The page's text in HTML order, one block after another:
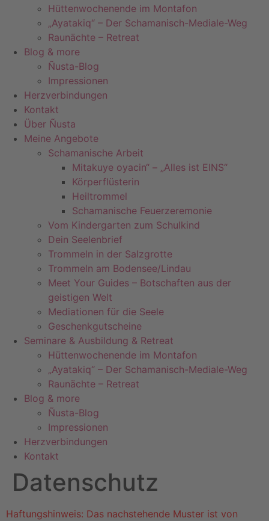
Hüttenwochenende im Montafon
„Ayatakiq“ – Der Schamanisch-Mediale-Weg
Raunächte – Retreat
Blog & more
Ñusta-Blog
Impressionen
Herzverbindungen
Kontakt
Über Ñusta
Meine Angebote
Schamanische Arbeit
Mitakuye oyacin“ – „Alles ist EINS“
Körperflüsterin
Heiltrommel
Schamanische Feuerzeremonie
Vom Kindergarten zum Schulkind
Dein Seelenbrief
Trommeln in der Salzgrotte
Trommeln am Bodensee/Lindau
Meet Your Guides – Botschaften aus der
geistigen Welt
Mediationen für die Seele
Geschenkgutscheine
Seminare & Ausbildung & Retreat
Hüttenwochenende im Montafon
„Ayatakiq“ – Der Schamanisch-Mediale-Weg
Raunächte – Retreat
Blog & more
Ñusta-Blog
Impressionen
Herzverbindungen
Kontakt
Datenschutz
Haftungshinweis: Das nachstehende Muster ist von